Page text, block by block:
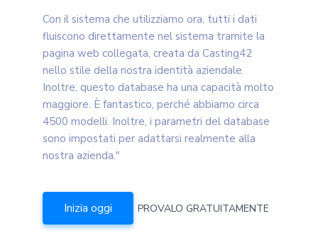
Con il sistema che utilizziamo ora, tutti i dati
fluiscono direttamente nel sistema tramite la
pagina web collegata, creata da Casting42
nello stile della nostra identità aziendale.
Inoltre, questo database ha una capacità molto
maggiore. È fantastico, perché abbiamo circa
4500 modelli. Inoltre, i parametri del database
sono impostati per adattarsi realmente alla
nostra azienda."
Inizia oggi PROVALO GRATUITAMENTE